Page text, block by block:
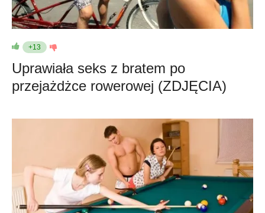
+13
Uprawiała seks z bratem po
przejażdżce rowerowej (ZDJĘCIA)